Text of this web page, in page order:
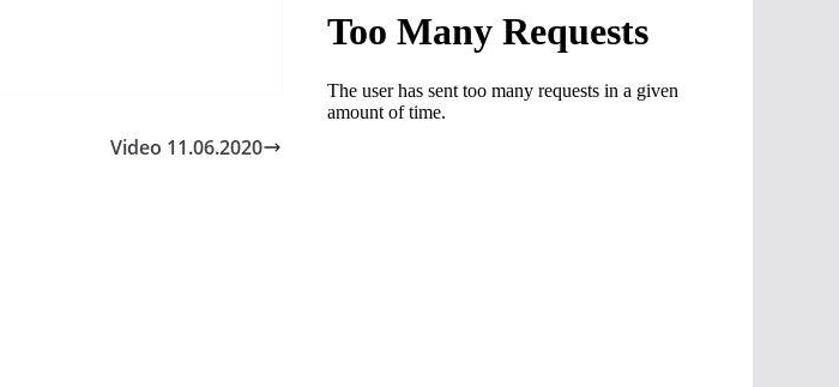
Video 11.06.2020